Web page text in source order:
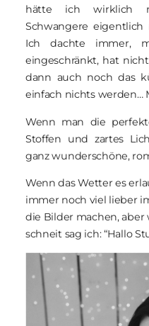
hätte ich wirklich
Schwangere
Ich dachte immer,
eingeschränkt, hat
dann auch noch das
einfach nichts werden…
Wenn man die
Stoffen und zartes
ganz wunderschöne,
Wenn das Wetter es
immer noch viel lieber
die Bilder machen,
schneit sag ich: “Hallo